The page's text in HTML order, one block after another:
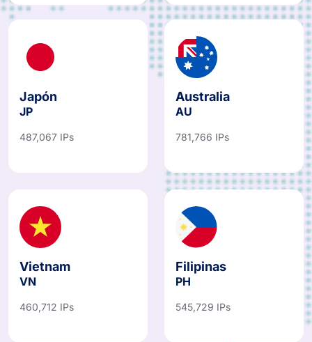
Japón
JP
487,067 IPs
Australia
AU
781,766 IPs
Vietnam
VN
460,712 IPs
Filipinas
PH
545,729 IPs